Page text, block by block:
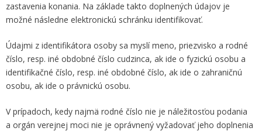
zastavenia konania. Na základe takto doplnených údajov je
možné následne elektronickú schránku identifikovať.
Údajmi z identifikátora osoby sa myslí meno, priezvisko a rodné
číslo, resp. iné obdobné číslo cudzinca, ak ide o fyzickú osobu a
identifikačné číslo, resp. iné obdobné číslo, ak ide o zahraničnú
osobu, ak ide o právnickú osobu.
V prípadoch, kedy najmä rodné číslo nie je náležitosťou podania
a orgán verejnej moci nie je oprávnený vyžadovať jeho doplnenia